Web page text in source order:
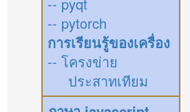
-- pytorch
การเรียนรู้ของเครื่อง
-- โครงข่าย
ประสาทเทียม